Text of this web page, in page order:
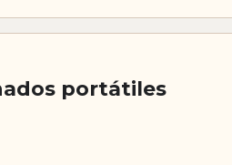
portátiles